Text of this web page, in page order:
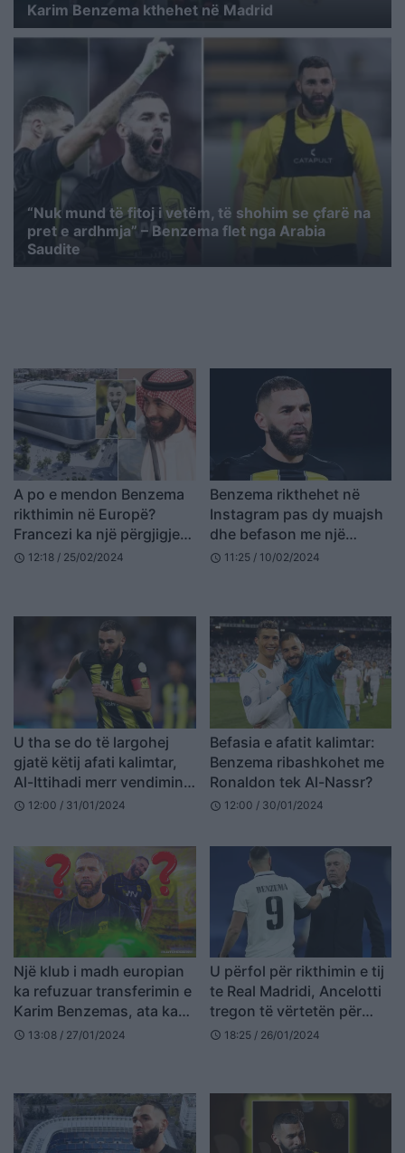
Karim Benzema kthehet në Madrid
“Nuk mund të fitoj i vetëm, të shohim se çfarë na
pret e ardhmja” – Benzema flet nga Arabia
Saudite
A po e mendon Benzema
rikthimin në Europë?
Francezi ka një përgjigje
për këtë
schedule 12:18 / 25/02/2024
Benzema rikthehet në
Instagram pas dy muajsh
dhe befason me një
lëvizje radikale
schedule 11:25 / 10/02/2024
U tha se do të largohej
gjatë këtij afati kalimtar,
Al-Ittihadi merr vendimin
final për Benzeman
schedule 12:00 / 31/01/2024
Befasia e afatit kalimtar:
Benzema ribashkohet me
Ronaldon tek Al-Nassr?
schedule 12:00 / 30/01/2024
Një klub i madh europian
ka refuzuar transferimin e
Karim Benzemas, ata kanë
një arsyeje të fortë për
schedule 13:08 / 27/01/2024
U përfol për rikthimin e tij
te Real Madridi, Ancelotti
tregon të vërtetën për
Benzeman
schedule 18:25 / 26/01/2024